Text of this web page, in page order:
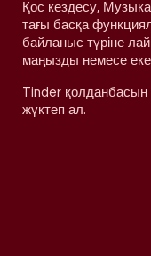
Қос кездесу,
тағы басқа
байланыс түріне
маңызды немесе
Tinder қолданбасын
жүктеп ал.